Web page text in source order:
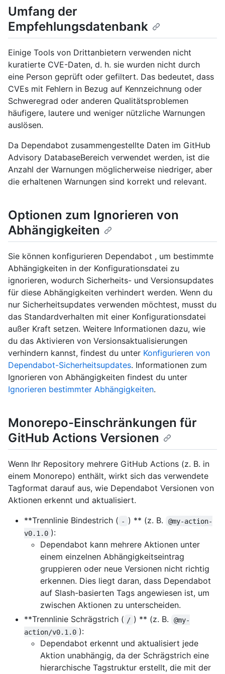
Umfang der
Empfehlungsdatenbank
Einige Tools von Drittanbietern verwenden nicht
kuratierte CVE-Daten, d. h. sie wurden nicht durch
eine Person geprüft oder gefiltert. Das bedeutet, dass
CVEs mit Fehlern in Bezug auf Kennzeichnung oder
Schweregrad oder anderen Qualitätsproblemen
häufigere, lautere und weniger nützliche Warnungen
auslösen.
Da Dependabot zusammengestellte Daten im GitHub
Advisory DatabaseBereich verwendet werden, ist die
Anzahl der Warnungen möglicherweise niedriger, aber
die erhaltenen Warnungen sind korrekt und relevant.
Optionen zum Ignorieren von
Abhängigkeiten
Sie können konfigurieren Dependabot , um bestimmte
Abhängigkeiten in der Konfigurationsdatei zu
ignorieren, wodurch Sicherheits- und Versionsupdates
für diese Abhängigkeiten verhindert werden. Wenn du
nur Sicherheitsupdates verwenden möchtest, musst du
das Standardverhalten mit einer Konfigurationsdatei
außer Kraft setzen. Weitere Informationen dazu, wie
du das Aktivieren von Versionsaktualisierungen
verhindern kannst, findest du unter Konfigurieren von
Dependabot-Sicherheitsupdates. Informationen zum
Ignorieren von Abhängigkeiten findest du unter
Ignorieren bestimmter Abhängigkeiten.
Monorepo-Einschränkungen für
GitHub Actions Versionen
Wenn Ihr Repository mehrere GitHub Actions (z. B. in
einem Monorepo) enthält, wirkt sich das verwendete
Tagformat darauf aus, wie Dependabot Versionen von
Aktionen erkennt und aktualisiert.
**Trennlinie Bindestrich ( - ) ** (z. B.
@my-action-
v0.1.0 ):
Dependabot kann mehrere Aktionen unter
einem einzelnen Abhängigkeitseintrag
gruppieren oder neue Versionen nicht richtig
erkennen. Dies liegt daran, dass Dependabot
auf Slash-basierten Tags angewiesen ist, um
zwischen Aktionen zu unterscheiden.
**Trennlinie Schrägstrich ( / ) ** (z. B.
@my-
action/v0.1.0 ):
Dependabot erkennt und aktualisiert jede
Aktion unabhängig, da der Schrägstrich eine
hierarchische Tagstruktur erstellt, die mit der